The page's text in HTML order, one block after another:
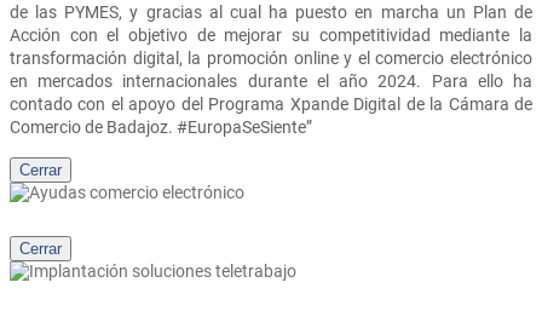
de las PYMES, y gracias al cual ha puesto en marcha un Plan de
Acción con el objetivo de mejorar su competitividad mediante la
transformación digital, la promoción online y el comercio electrónico
en mercados internacionales durante el año 2024. Para ello ha
contado con el apoyo del Programa Xpande Digital de la Cámara de
Comercio de Badajoz. #EuropaSeSiente”
Cerrar
Cerrar